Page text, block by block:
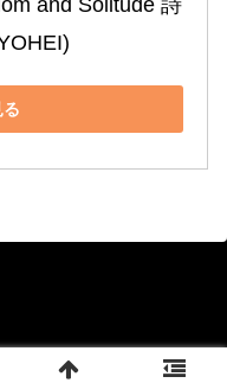
and Solitude 詩
Blog All Rights Reserved.